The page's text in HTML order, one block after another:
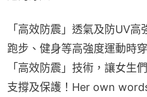
「高效防震」透氣及防UV
跑步、健身等高強度運動時
「高效防震」技術，讓女生
支撐及保護！Her own